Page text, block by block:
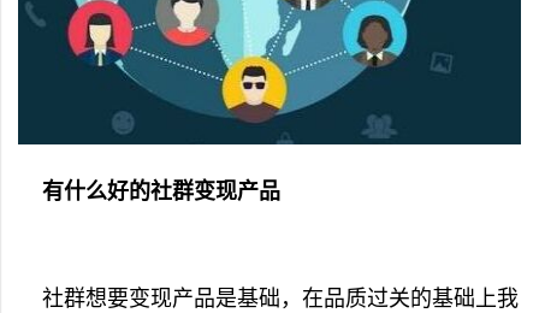
有什么好的社群变现产品
社群想要变现产品是基础，在品质过关的基础上我